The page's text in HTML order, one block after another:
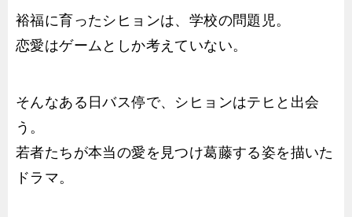
裕福に育ったシヒョンは、学校の問題児。
恋愛はゲームとしか考えていない。
そんなある日バス停で、シヒョンはテヒと出会
う。
若者たちが本当の愛を見つけ葛藤する姿を描いた
ドラマ。